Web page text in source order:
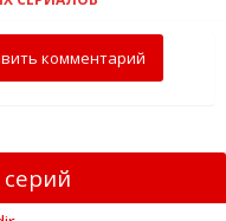
комментарий